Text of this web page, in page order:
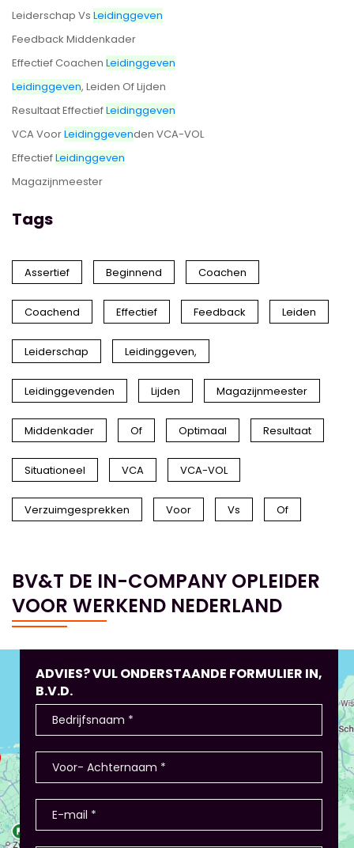
Leiderschap Vs Leidinggeven
Feedback Middenkader
Effectief Coachen Leidinggeven
Leidinggeven, Leiden Of Lijden
Resultaat EffectiefLeidinggeven
VCA VoorLeidinggevenDen VCA-VOL
EffectiefLeidinggeven
Magazijnmeester
Tags
Assertief Beginnend Coachen
Coachend Effectief Feedback Leiden
Leiderschap Leidinggeven,
Leidinggevenden Lijden Magazijnmeester
Middenkader Of Optimaal Resultaat
Situationeel VCA VCA-VOL
Verzuimgesprekken Voor Vs Of
BV&T DE IN-COMPANY OPLEIDER
VOOR WERKEND NEDERLAND
ADVIES? VUL ONDERSTAANDE FORMULIER IN,
B.V.D.